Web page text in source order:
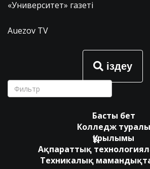
«Университет» газеті
Auezov TV
іздеу
Басты бет
Колледж туралы
Құрылымы
Ақпараттық
Техникалық